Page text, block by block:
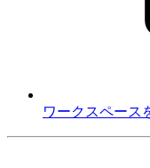
ワークスペース